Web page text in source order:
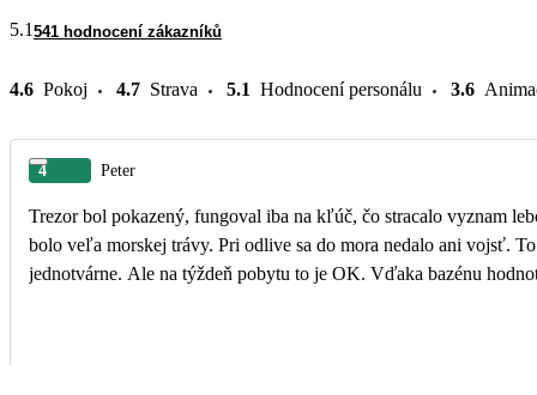
5.1 541 hodnocení zákazníků
4.6 Pokoj 4.7 Strava 5.1 Hodnocení personálu 3.6
4 Peter
Trezor bol pokazený, fungoval iba na kľúč, čo stracalo vyznam
bolo veľa morskej trávy. Pri odlive sa do mora nedalo ani vojsť. To boli negatíva. Teraz
jednotvárne. Ale na týždeň pobytu to je OK. Vďaka bazénu